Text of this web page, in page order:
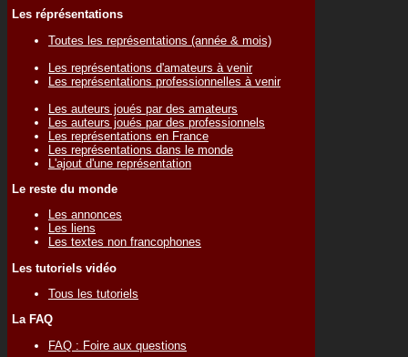
Les réprésentations
Toutes les représentations (année & mois)
Les représentations d'amateurs à venir
Les représentations professionnelles à venir
Les auteurs joués par des amateurs
Les auteurs joués par des professionnels
Les représentations en France
Les représentations dans le monde
L'ajout d'une représentation
Le reste du monde
Les annonces
Les liens
Les textes non francophones
Les tutoriels vidéo
Tous les tutoriels
La FAQ
FAQ : Foire aux questions